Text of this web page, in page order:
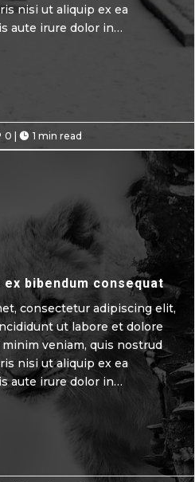
nisi ut aliquip ex ea
aute irure dolor in…
0  1 min read
bibendum consequat
consectetur adipiscing elit,
ut labore et dolore
minim veniam, quis nostrud
nisi ut aliquip ex ea
aute irure dolor in…